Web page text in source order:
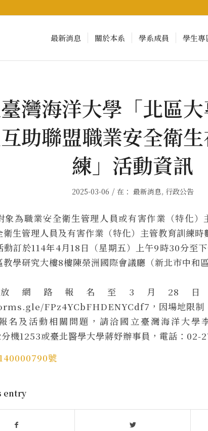
最新消息 關於本系 學系成員 學生專
灣海洋大學「北區
助聯盟職業安全衛
練」活動資訊
2025-03-06 / 在： 最新消息, 行政公告
象為職業安全衛生管理人員或有害作業（特化）
衛生管理人員及有害作業（特化）主管教育訓練時
動訂於114年4月18日（星期五）上午9時30分至
教學研究大樓8樓陳榮洲國際會議廳（新北市中和
網路報名至3月28日
FPz4YCbFHDENYCdf7，因場地限制
名及活動相關問題，請洽國立臺灣海洋大學
機1253或臺北醫學大學蔣妤辦事員，電話：02-
號
entry